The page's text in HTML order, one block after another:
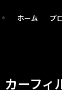
ホーム プ
カーフィ